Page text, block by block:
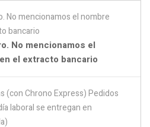
No mencionamos el
el extracto bancario